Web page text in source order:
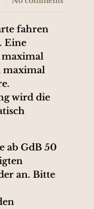
fahren
Eine
maximal
wird die
ab GdB 50
an. Bitte